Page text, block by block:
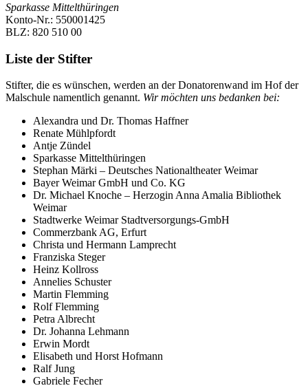
Sparkasse Mittelthüringen
Konto-Nr.: 550001425
BLZ: 820 510 00
Liste der Stifter
Stifter, die es wünschen, werden an der Donatorenwand im Hof der
Malschule namentlich genannt. Wir möchten uns bedanken bei:
Alexandra und Dr. Thomas Haffner
Renate Mühlpfordt
Antje Zündel
Sparkasse Mittelthüringen
Stephan Märki – Deutsches Nationaltheater Weimar
Bayer Weimar GmbH und Co. KG
Dr. Michael Knoche – Herzogin Anna Amalia Bibliothek
Weimar
Stadtwerke Weimar Stadtversorgungs-GmbH
Commerzbank AG, Erfurt
Christa und Hermann Lamprecht
Franziska Steger
Heinz Kollross
Annelies Schuster
Martin Flemming
Rolf Flemming
Petra Albrecht
Dr. Johanna Lehmann
Erwin Mordt
Elisabeth und Horst Hofmann
Ralf Jung
Gabriele Fecher